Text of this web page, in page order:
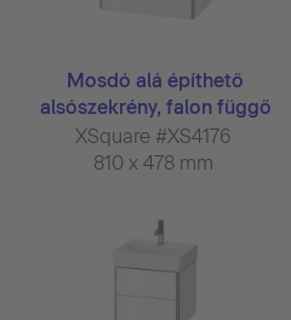
Mosdó alá építhető
alsószekrény, falon függő
...
XSquare #XS4176
810 x 478 mm